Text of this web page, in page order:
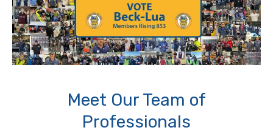
Meet Our Team of
Professionals